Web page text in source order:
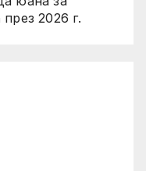
2026 г.